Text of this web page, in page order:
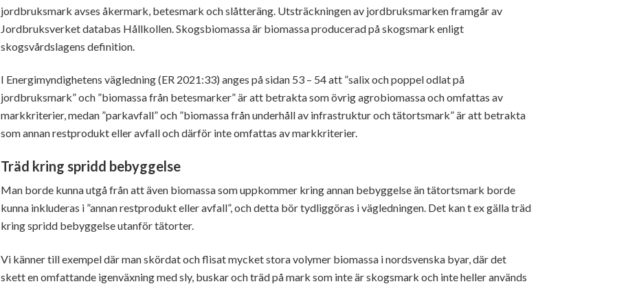
jordbruksmark avses åkermark, betesmark och slåtteräng. Utsträckningen av jordbruksmarken framgår av
Jordbruksverket databas Hållkollen. Skogsbiomassa är biomassa producerad på skogsmark enligt
skogsvårdslagens definition.
I Energimyndighetens vägledning (ER 2021:33) anges på sidan 53 – 54 att ”salix och poppel odlat på
jordbruksmark” och ”biomassa från betesmarker” är att betrakta som övrig agrobiomassa och omfattas av
markkriterier, medan ”parkavfall” och ”biomassa från underhåll av infrastruktur och tätortsmark” är att betrakta
som annan restprodukt eller avfall och därför inte omfattas av markkriterier.
Träd kring spridd bebyggelse
Man borde kunna utgå från att även biomassa som uppkommer kring annan bebyggelse än tätortsmark borde
kunna inkluderas i ”annan restprodukt eller avfall”, och detta bör tydliggöras i vägledningen. Det kan t ex gälla träd
kring spridd bebyggelse utanför tätorter.
Vi känner till exempel där man skördat och flisat mycket stora volymer biomassa i nordsvenska byar, där det
skett en omfattande igenväxning med sly, buskar och träd på mark som inte är skogsmark och inte heller används